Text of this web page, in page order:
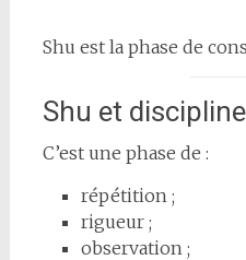
Shu est la phase de
Shu et discipline
C’est une phase de :
répétition ;
rigueur ;
observation ;